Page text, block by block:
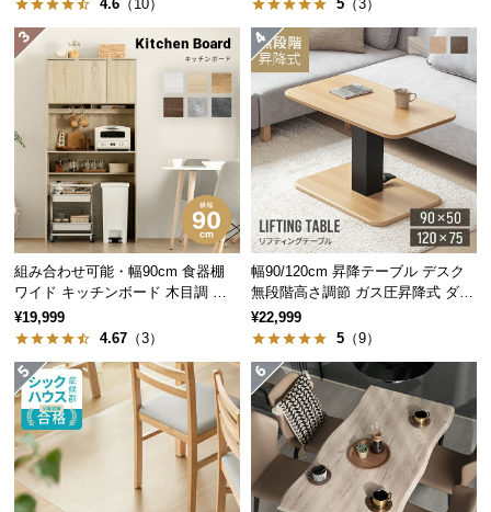
い
搬
入
路
に
つ
い
て
返
品・
キ
ャ
ン
セ
ル
に
4.6 （10）
5 （3）
組み合わせ可能・幅90cm 食器棚
ワイド キッチンボード 木目調 レ
イアウト自在
¥19,999
4.67 （3）
幅90/120cm 昇降テーブル デスク
無段階高さ調節 ガス圧昇降式 ダイ
ニング 高さ55~70cm
¥22,999
5 （9）